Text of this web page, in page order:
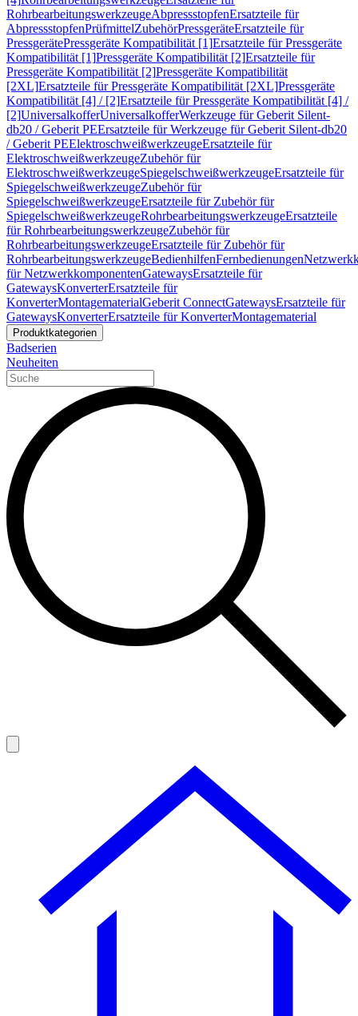
RohrbearbeitungswerkzeugeAbpressstopfenErsatzteile für
AbpressstopfenPrüfmittelZubehörPressgeräteErsatzteile für
PressgerätePressgeräte Kompatibilität [1]Ersatzteile für Pressgeräte
Kompatibilität [1]Pressgeräte Kompatibilität [2]Ersatzteile für
Pressgeräte Kompatibilität [2]Pressgeräte Kompatibilität
[2XL]Ersatzteile für Pressgeräte Kompatibilität [2XL]Pressgeräte
Kompatibilität [4] / [2]Ersatzteile für Pressgeräte Kompatibilität [4] /
[2]UniversalkofferUniversalkofferWerkzeuge für Geberit Silent-
db20 / Geberit PEErsatzteile für Werkzeuge für Geberit Silent-db20
/ Geberit PEElektroschweißwerkzeugeErsatzteile für
ElektroschweißwerkzeugeZubehör für
ElektroschweißwerkzeugeSpiegelschweißwerkzeugeErsatzteile für
SpiegelschweißwerkzeugeZubehör für
SpiegelschweißwerkzeugeErsatzteile für Zubehör für
SpiegelschweißwerkzeugeRohrbearbeitungswerkzeugeErsatzteile
für RohrbearbeitungswerkzeugeZubehör für
RohrbearbeitungswerkzeugeErsatzteile für Zubehör für
RohrbearbeitungswerkzeugeBedienhilfenFernbedienungen
für NetzwerkkomponentenGatewaysErsatzteile für
GatewaysKonverterErsatzteile für
KonverterMontagematerialGeberit ConnectGatewaysErsatzteile für
GatewaysKonverterErsatzteile für KonverterMontagematerial
Produktkategorien
Badserien
Neuheiten